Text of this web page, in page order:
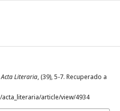
Acta Literaria, (39), 5-7. Recuperado a
article/view/4934